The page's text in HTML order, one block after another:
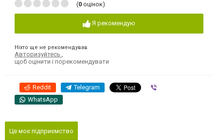
(0 оцінок)
Я рекомендую
Ніхто ще не рекомендував
Авторизуйтесь
щоб оцінити і порекомендувати
Reddit Telegram
WhatsApp
Це моє підприємство